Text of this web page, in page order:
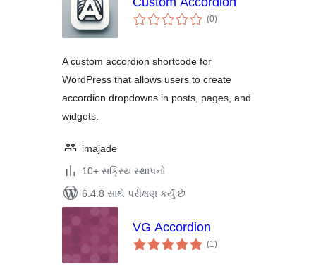
(0કુલ
રેટિંગ્સ
)
A custom accordion shortcode for
WordPress that allows users to create
accordion dropdowns in posts, pages, and
widgets.
imajade
10+ સક્રિય સ્થાપનો
6.4.8 સાથે પરીક્ષણ કર્યું છે
VG Accordion
(1કુલ
રેટિંગ્સ
)